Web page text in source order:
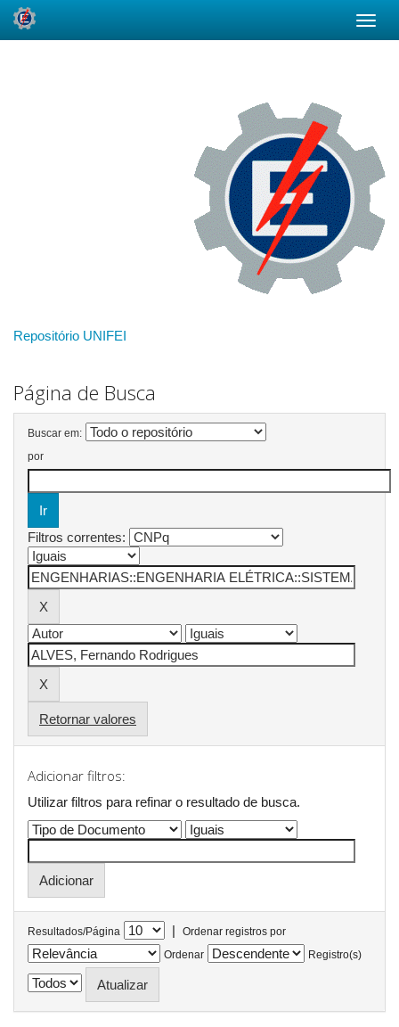
Repositório UNIFEI
Página de Busca
Buscar em:
por
Filtros correntes:
Retornar valores
Adicionar filtros:
Utilizar filtros para refinar o resultado de busca.
Resultados/Página |
Ordenar registros por
Ordenar
Registro(s)